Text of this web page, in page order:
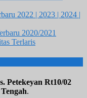
2022 | 2023 | 2024 |
2020/2021
Terlaris
Petekeyan Rt10/02
.